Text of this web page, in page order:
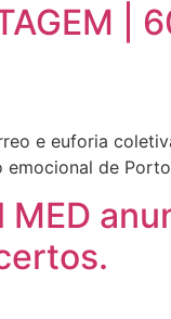
|
e euforia
emocional de
MED